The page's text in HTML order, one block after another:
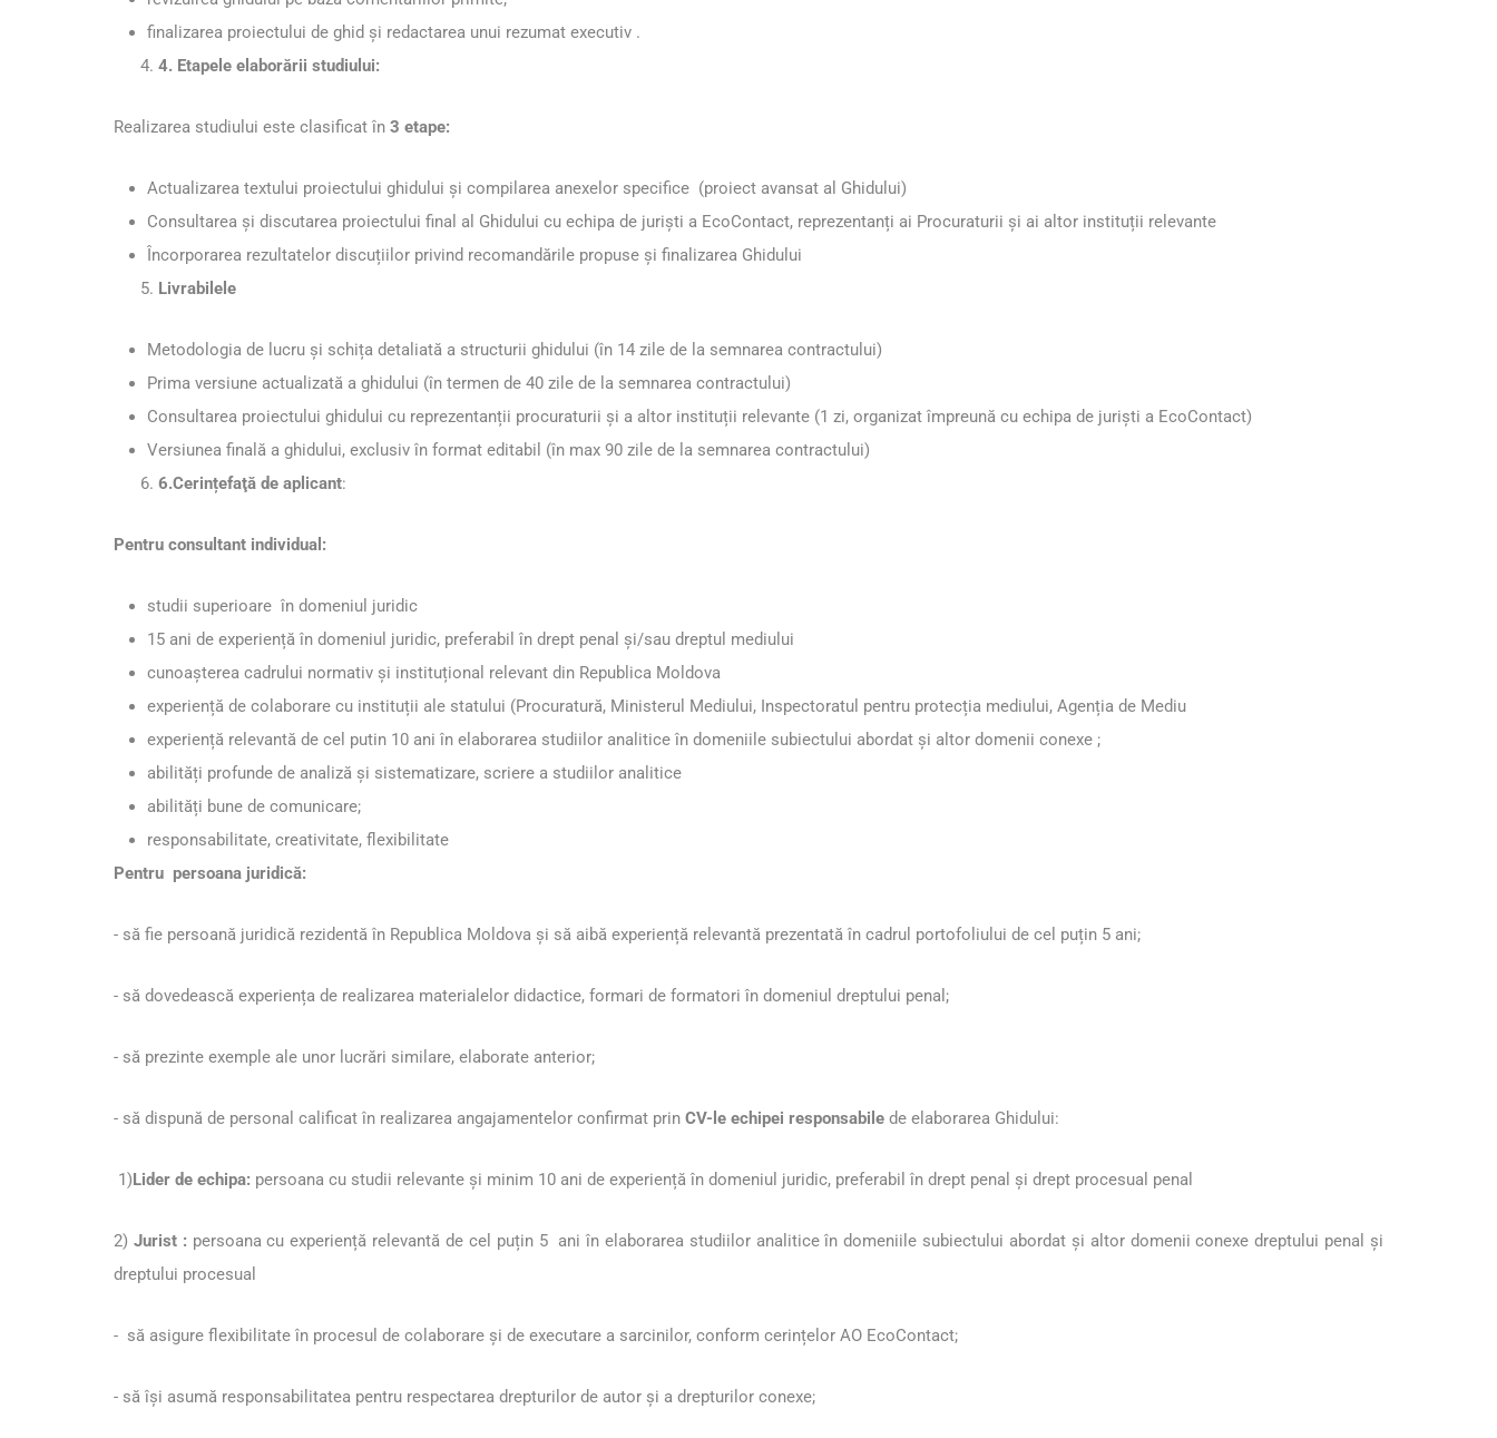
finalizarea proiectului de ghid și redactarea unui rezumat executiv .
4. Etapele elaborării studiului:
Realizarea studiului este clasificat în 3 etape:
Actualizarea textului proiectului ghidului și compilarea anexelor specifice (proiect avansat al Ghidului)
Consultarea și discutarea proiectului final al Ghidului cu echipa de juriști a EcoContact, reprezentanți ai Procuraturii și ai altor instituții relevante
Încorporarea rezultatelor discuțiilor privind recomandările propuse și finalizarea Ghidului
Livrabilele
Metodologia de lucru și schița detaliată a structurii ghidului (în 14 zile de la semnarea contractului)
Prima versiune actualizată a ghidului (în termen de 40 zile de la semnarea contractului)
Consultarea proiectului ghidului cu reprezentanții procuraturii și a altor instituții relevante (1 zi, organizat împreună cu echipa de juriști a EcoContact)
Versiunea finală a ghidului, exclusiv în format editabil (în max 90 zile de la semnarea contractului)
6.Cerințefaţă de aplicant:
Pentru consultant individual:
studii superioare în domeniul juridic
15 ani de experiență în domeniul juridic, preferabil în drept penal și/sau dreptul mediului
cunoașterea cadrului normativ și instituțional relevant din Republica Moldova
experiență de colaborare cu instituții ale statului (Procuratură, Ministerul Mediului, Inspectoratul pentru protecția mediului, Agenția de Mediu
experiență relevantă de cel putin 10 ani în elaborarea studiilor analitice în domeniile subiectului abordat și altor domenii conexe ;
abilități profunde de analiză şi sistematizare, scriere a studiilor analitice
abilități bune de comunicare;
responsabilitate, creativitate, flexibilitate
Pentru persoana juridică:
- să fie persoană juridică rezidentă în Republica Moldova și să aibă experiență relevantă prezentată în cadrul portofoliului de cel puțin 5 ani;
- să dovedească experiența de realizarea materialelor didactice, formari de formatori în domeniul dreptului penal;
- să prezinte exemple ale unor lucrări similare, elaborate anterior;
- să dispună de personal calificat în realizarea angajamentelor confirmat prin CV-le echipei responsabile de elaborarea Ghidului:
1)Lider de echipa: persoana cu studii relevante și minim 10 ani de experiență în domeniul juridic, preferabil în drept penal și drept procesual penal
2) Jurist : persoana cu experiență relevantă de cel puțin 5 ani în elaborarea studiilor analitice în domeniile subiectului abordat și altor domenii conexe dreptului penal și
dreptului procesual
- să asigure flexibilitate în procesul de colaborare și de executare a sarcinilor, conform cerințelor AO EcoContact;
- să își asumă responsabilitatea pentru respectarea drepturilor de autor și a drepturilor conexe;